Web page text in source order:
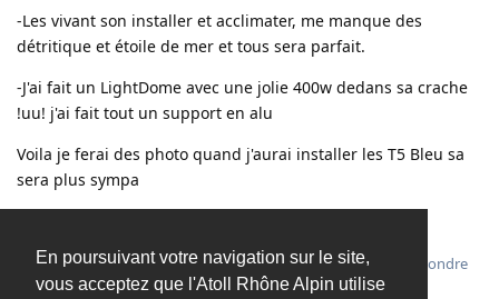
En poursuivant votre navigation sur le site,
vous acceptez que l'Atoll Rhône Alpin utilise
-Les vivant son installer et acclimater, me manque des
détritique et étoile de mer et tous sera parfait.
-J'ai fait un LightDome avec une jolie 400w dedans sa crache
!uu! j'ai fait tout un support en alu
Voila je ferai des photo quand j'aurai installer les T5 Bleu sa
sera plus sympa
Répondre